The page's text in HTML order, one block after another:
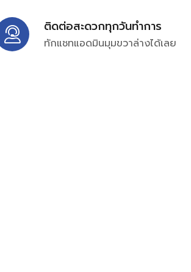
ติดต่อสะดวกทุกวันทำการ
ทักแชทแอดมินมุมขวาล่างได้เลย